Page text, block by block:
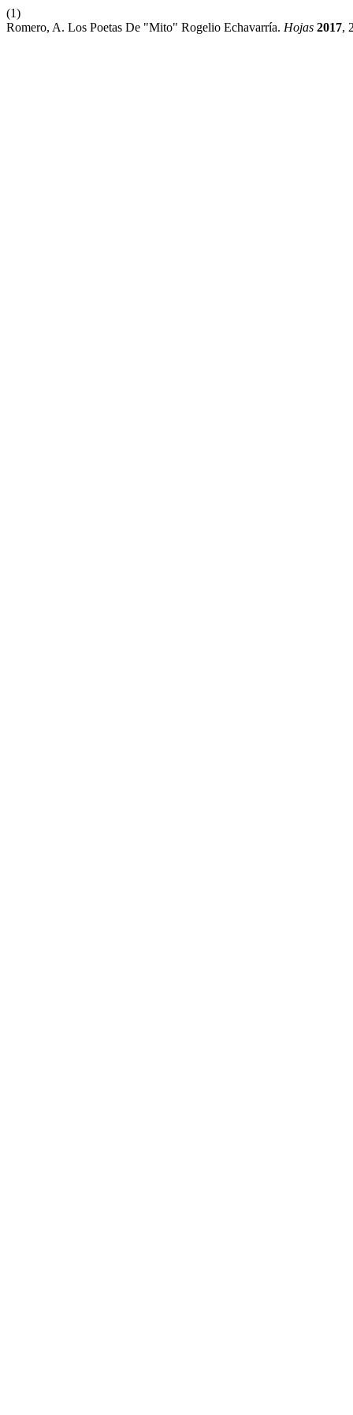
(1)
Romero, A. Los Poetas De "Mito" Rogelio Echavarría. Hojas 2017,